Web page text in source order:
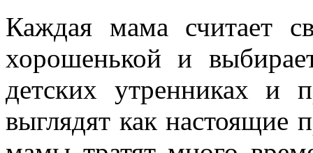
Каждая мама считает
хорошенькой и
детских утренниках и
выглядят как настоящие